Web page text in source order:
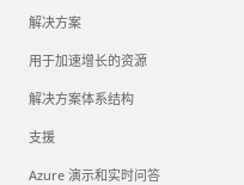
解决方案
用于加速增长的资源
解决方案体系结构
支援
Azure 演示和实时问答